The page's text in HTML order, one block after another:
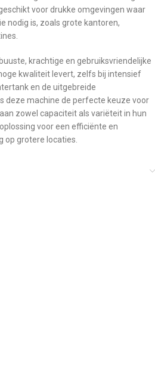
voor drukke omgevingen waar
nodig is, zoals grote kantoren,
krachtige en gebruiksvriendelijke
kwaliteit levert, zelfs bij intensief
en de uitgebreide
deze machine de perfecte keuze voor
zowel capaciteit als variëteit in hun
voor een efficiënte en
op grotere locaties.